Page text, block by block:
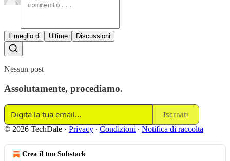
Il meglio di Ultime Discussioni
Nessun post
Assolutamente, procediamo.
Iscriviti
© 2026 TechDale · Privacy ∙ Condizioni ∙ Notifica di raccolta
Crea il tuo Substack